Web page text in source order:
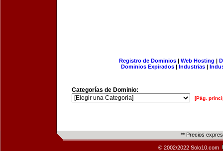
Registro de Dominios| Web Hosting |
Dominios Expirados | Industrias |
Categorías de Dominio:
[Pág.
** Precios
© 2002/2022 Solo10.com